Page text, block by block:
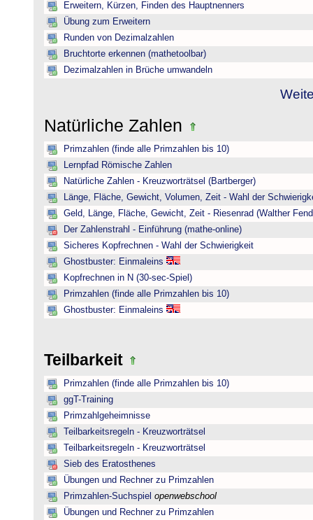
Erweitern, Kürzen, Finden des Hauptnenners
Übung zum Erweitern
Runden von Dezimalzahlen
Bruchtorte erkennen (mathetoolbar)
Dezimalzahlen in Brüche umwandeln
Natürliche Zahlen
Primzahlen (finde alle Primzahlen bis 10)
Lernpfad Römische Zahlen
Natürliche Zahlen - Kreuzworträtsel (Bartberger)
Länge, Fläche, Gewicht, Volumen, Zeit - Wahl der
Geld, Länge, Fläche, Gewicht, Zeit - Riesenrad (Walther
Der Zahlenstrahl - Einführung (mathe-online)
Sicheres Kopfrechnen - Wahl der Schwierigkeit
Ghostbuster: Einmaleins
Kopfrechnen in N (30-sec-Spiel)
Primzahlen (finde alle Primzahlen bis 10)
Ghostbuster: Einmaleins
Teilbarkeit
Primzahlen (finde alle Primzahlen bis 10)
ggT-Training
Primzahlgeheimnisse
Teilbarkeitsregeln - Kreuzworträtsel
Teilbarkeitsregeln - Kreuzworträtsel
Sieb des Eratosthenes
Übungen und Rechner zu Primzahlen
Primzahlen-Suchspiel openwebschool
Übungen und Rechner zu Primzahlen